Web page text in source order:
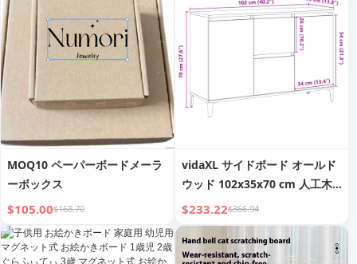
ームシューズ
MOQ10 ペーパーボードメーラ
ーボックス
$105.00$168.70
vidaXL サイドボード オールド
ウッド 102x35x70 cm 人工木
材
$233.22$366.94